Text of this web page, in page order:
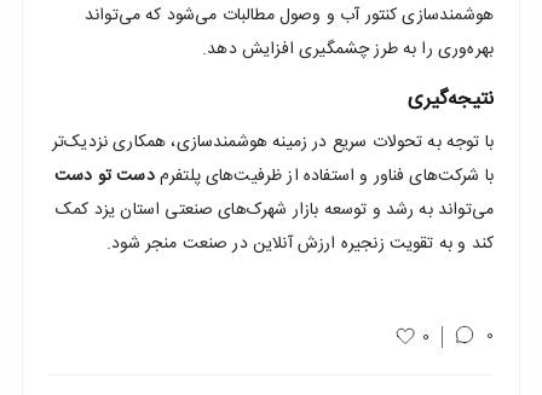
هوشمندسازی کنتور آب و وصول مطالبات می‌شود که می‌تواند
بهره‌وری را به طرز چشمگیری افزایش دهد.
نتیجه‌گیری
با توجه به تحولات سریع در زمینه هوشمندسازی، همکاری نزدیک‌تر
با شرکت‌های فناور و استفاده از ظرفیت‌های پلتفرمدست تو دست
می‌تواند به رشد و توسعه بازار شهرک‌های صنعتی استان یزد کمک
کند و به تقویت زنجیره ارزش آنلاین در صنعت منجر شود.
0
0